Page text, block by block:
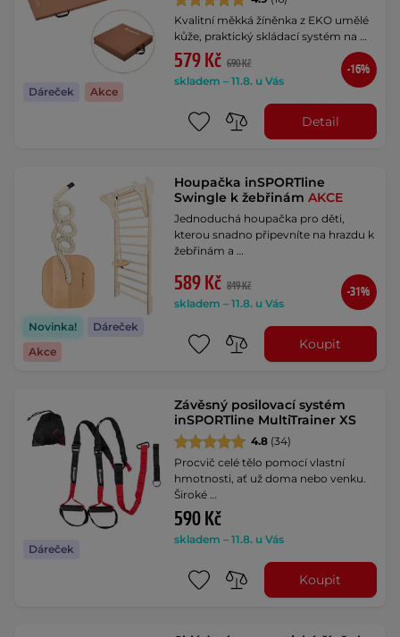
Dáreček Akce
Kvalitní měkká žíněnka z EKO umělé
kůže, praktický skládací systém na …
579 Kč 690 Kč
skladem – 11.8. u Vás
-16%
Detail
Novinka!
Dáreček
Akce
Houpačka inSPORTline
Swingle k žebřinámAKCE
Jednoduchá houpačka pro děti,
kterou snadno připevníte na hrazdu k
žebřinám a …
589 Kč 849 Kč
skladem – 11.8. u Vás
-31%
Koupit
Dáreček
Závěsný posilovací systém
inSPORTline MultiTrainer XS
4.8 (34)
Procvič celé tělo pomocí vlastní
hmotnosti, ať už doma nebo venku.
Široké …
590 Kč
skladem – 11.8. u Vás
Koupit